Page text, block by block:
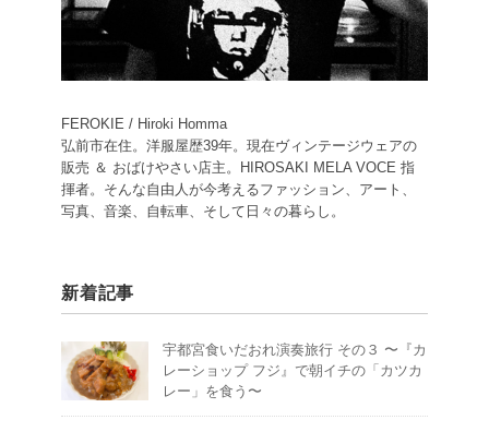
FEROKIE / Hiroki Homma
弘前市在住。洋服屋歴39年。現在ヴィンテージウェアの
販売 ＆ おばけやさい店主。HIROSAKI MELA VOCE 指
揮者。そんな自由人が今考えるファッション、アート、
写真、音楽、自転車、そして日々の暮らし。
新着記事
宇都宮食いだおれ演奏旅行 その３ 〜『カ
レーショップ フジ』で朝イチの「カツカ
レー」を食う〜